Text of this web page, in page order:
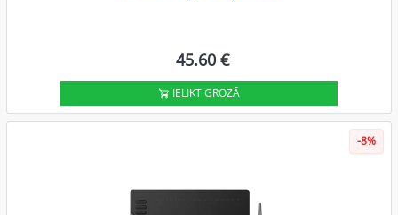
45.60 €
IELIKT GROZĀ
-8%